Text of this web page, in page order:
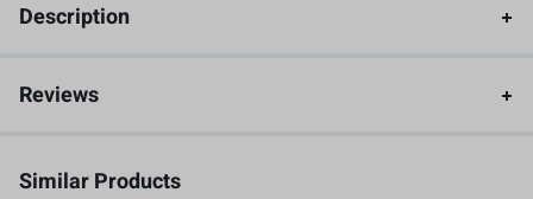
Description
Reviews
Similar Products